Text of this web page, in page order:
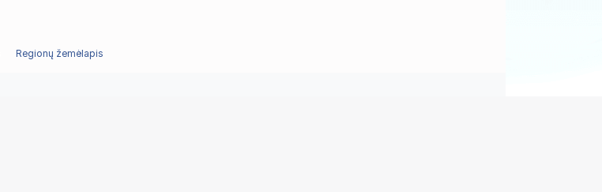
Regionų žemėlapis